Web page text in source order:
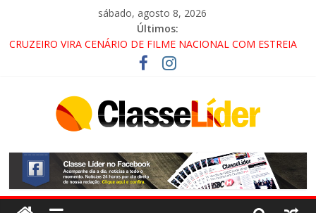
sábado, agosto 8, 2026
Últimos:
CRUZEIRO VIRA CENÁRIO DE FILME NACIONAL COM ESTREIA
PROMOTOR DO GAECO
ACESSO À APARECIDA NA DUTRA SERÁ BLOQUEADO NO FIM
ALTERNATIVAS
LORENA, PINDAMONHANGABA E QUELUZ NA RETA FINAL
PELA FÁBRICA DA COCA-COLA!